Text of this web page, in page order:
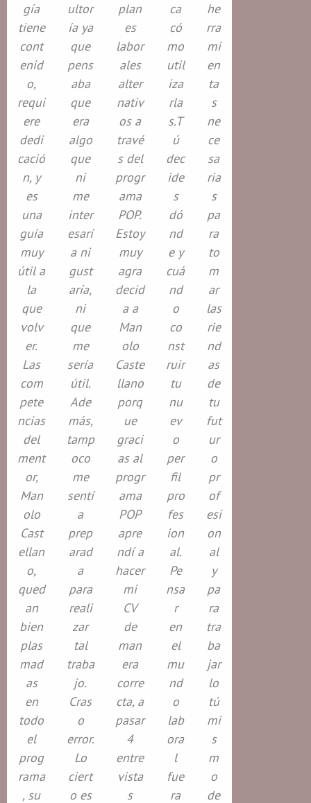
gía
tiene
cont
enid
o,
requi
ere
dedi
cació
n, y
es
una
guía
muy
útil a
la
que
volv
er.
Las
com
pete
ncias
del
ment
or,
Man
olo
Cast
ellan
o,
qued
an
bien
plas
mad
as
en
todo
el
prog
rama
, su
ultor
ía ya
que
pens
aba
que
era
algo
que
ni
me
inter
esarí
a ni
gust
aría,
ni
que
me
sería
útil.
Ade
más,
tamp
oco
me
sentí
a
prep
arad
a
para
reali
zar
tal
traba
jo.
Cras
o
error.
Lo
ciert
o es
plan
es
labor
ales
alter
nativ
os a
travé
s del
progr
ama
POP.
Estoy
muy
agra
decid
a a
Man
olo
Caste
llano
porq
ue
graci
as al
progr
ama
POP
apre
ndí a
hacer
mi
CV
de
man
era
corre
cta, a
pasar
4
entre
vista
s
ca
có
mo
util
iza
rla
s.T
ú
dec
ide
s
dó
nd
e y
cuá
nd
o
co
nst
ruir
tu
nu
ev
o
per
fil
pro
fes
ion
al.
Pe
nsa
r
en
el
mu
nd
o
lab
ora
l
fue
ra
he
rra
mi
en
ta
s
ne
ce
sa
ria
s
pa
ra
to
m
ar
las
rie
nd
as
de
tu
fut
ur
o
pr
of
esi
on
al
y
pa
ra
tra
ba
jar
lo
tú
mi
s
m
o
de